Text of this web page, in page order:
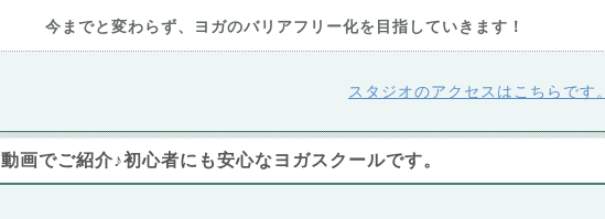
今までと変わらず、ヨガのバリアフリー化を目指していきます！
スタジオのアクセスはこちらです。
動画でご紹介♪初心者にも安心なヨガスクールです。